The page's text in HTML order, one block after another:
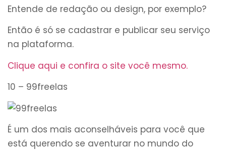
Entende de redação ou design, por exemplo?
Então é só se cadastrar e publicar seu serviço
na plataforma.
Clique aqui e confira o site você mesmo.
10 – 99freelas
É um dos mais aconselháveis para você que
está querendo se aventurar no mundo do